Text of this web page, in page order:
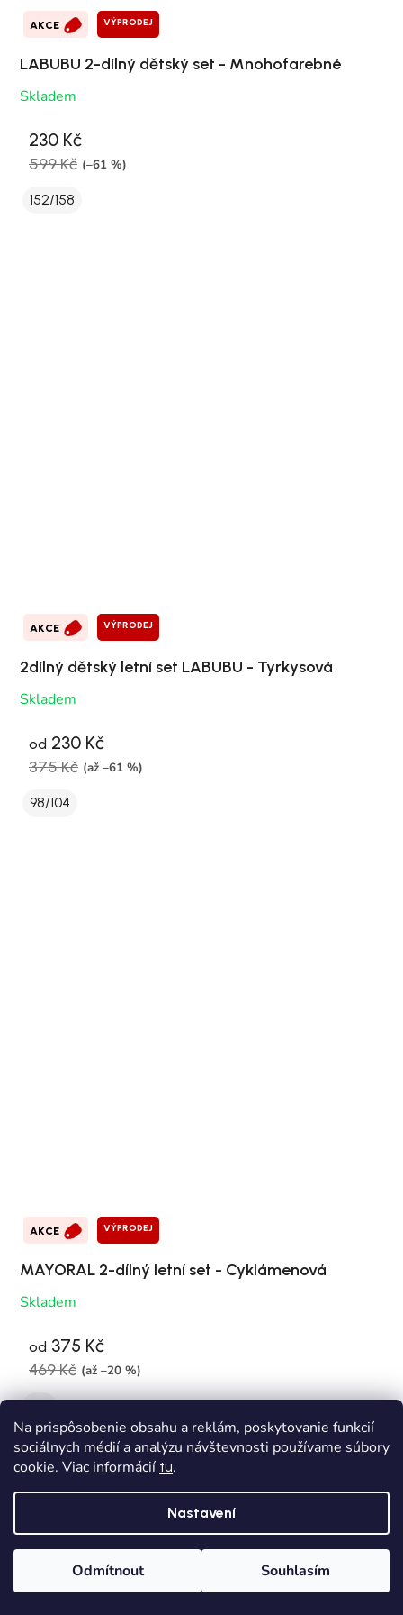
Na prispôsobenie obsahu a reklám, poskytovanie funkcií
sociálnych médií a analýzu návštevnosti používame súbory
cookie. Viac informácií tu.
Nastavení
Odmítnout Souhlasím
AKCE VÝPRODEJ
LABUBU 2-dílný dětský set - Mnohofarebné
Skladem
230 Kč
599 Kč (–61 %)
152/158
AKCE VÝPRODEJ
2dílný dětský letní set LABUBU - Tyrkysová
Skladem
od 230 Kč
375 Kč (až –61 %)
98/104
AKCE VÝPRODEJ
MAYORAL 2-dílný letní set - Cyklámenová
Skladem
od 375 Kč
469 Kč (až –20 %)
104